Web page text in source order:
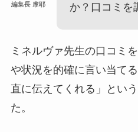
編集長 摩耶
か？口コミを
ミネルヴァ先生の口コミ
や状況を的確に言い当て
直に伝えてくれる」とい
た。